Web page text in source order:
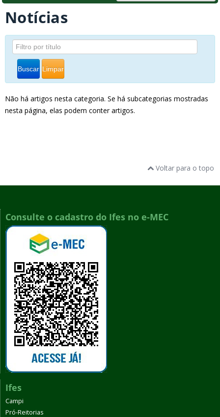
Notícias
Buscar Limpar
Não há artigos nesta categoria. Se há subcategorias mostradas
nesta página, elas podem conter artigos.
Voltar para o topo
Consulte o cadastro do Ifes no e-MEC
Ifes
Campi
Pró-Reitorias